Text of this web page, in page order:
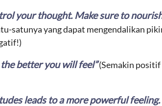
your thought. Make sure to
satunya yang dapat mengendalikan
better you will feel”(Semakin positif
leads to a more powerful feeling.